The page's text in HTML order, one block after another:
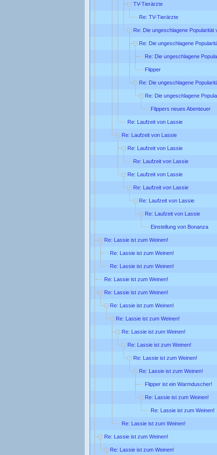
TV-Tierärzte
Re: TV-Tierärzte
Re: Die ungeschlagene Popularität
Re: Die ungeschlagene
Re: Die ungeschlagene
Flipper
Re: Die ungeschlagene
Re: Die ungeschlagene
Flippers neues Abenteuer
Re: Laufzeit von Lassie
Re: Laufzeit von Lassie
Re: Laufzeit von Lassie
Re: Laufzeit von Lassie
Re: Laufzeit von Lassie
Re: Laufzeit von Lassie
Re: Laufzeit von Lassie
Re: Laufzeit von Lassie
Einstellung von Bonanza
Re: Lassie ist zum Weinen!
Re: Lassie ist zum Weinen!
Re: Lassie ist zum Weinen!
Re: Lassie ist zum Weinen!
Re: Lassie ist zum Weinen!
Re: Lassie ist zum Weinen!
Re: Lassie ist zum Weinen!
Re: Lassie ist zum Weinen!
Re: Lassie ist zum Weinen!
Re: Lassie ist zum Weinen!
Re: Lassie ist zum Weinen!
Flipper ist ein Warmduscher!
Re: Lassie ist zum Weinen!
Re: Lassie ist zum Weinen!
Re: Lassie ist zum Weinen!
Re: Lassie ist zum Weinen!
Re: Lassie ist zum Weinen!